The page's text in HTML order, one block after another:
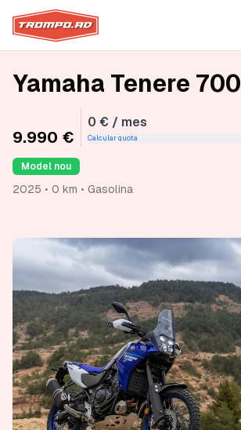
Yamaha Tenere 700
9.990 €
0 € / mes
Calcular quota
Model nou
2025 • 0 km • Gasolina